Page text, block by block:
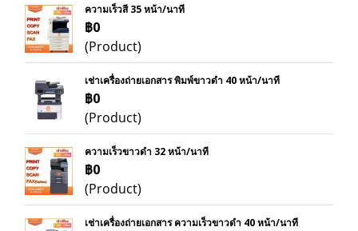
ความเร็วสี 35 หน้า/นาที
฿0
(Product)
เช่าเครื่องถ่ายเอกสาร พิมพ์ขาวดำ 40 หน้า/นาที
฿0
(Product)
ความเร็วขาวดำ 32 หน้า/นาที
฿0
(Product)
เช่าเครื่องถ่ายเอกสาร ความเร็วขาวดำ 40 หน้า/นาที